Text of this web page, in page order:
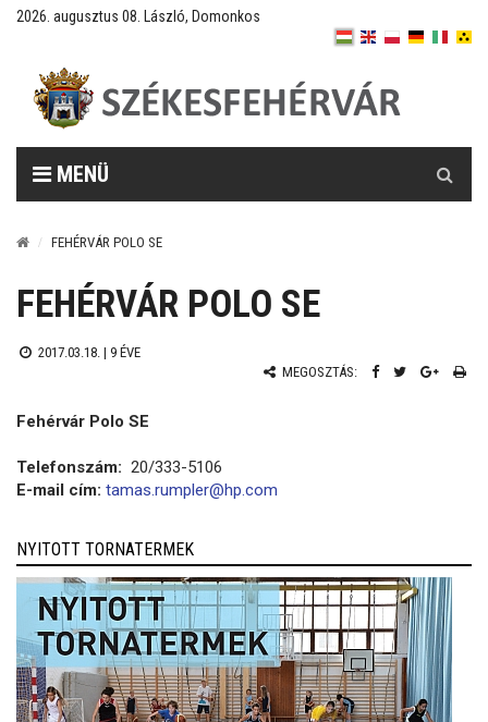
2026. augusztus 08. László, Domonkos
MENÜ
FEHÉRVÁR POLO SE
FEHÉRVÁR POLO SE
2017.03.18. | 9 ÉVE
MEGOSZTÁS:
Fehérvár Polo SE
Telefonszám: 20/333-5106
E-mail cím: tamas.rumpler@hp.com
NYITOTT TORNATERMEK